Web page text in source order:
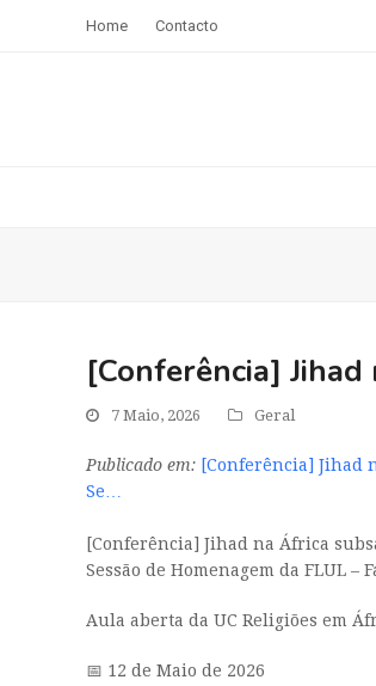
Home Contacto
[Conferência]
7 Maio, 2026 Geral
Publicado em: [Conferência] Jihad
Se…
[Conferência] Jihad na África
Sessão de Homenagem da FLUL
Aula aberta da UC Religiões em
📅 12 de Maio de 2026